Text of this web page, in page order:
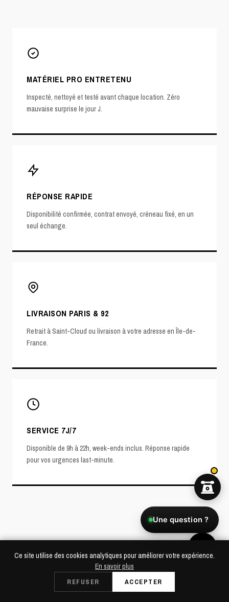
MATÉRIEL PRO ENTRETENU
Inspecté, nettoyé et testé avant chaque location. Zéro
mauvaise surprise le jour J.
RÉPONSE RAPIDE
Disponibilité confirmée, contrat envoyé, créneau fixé, en un
seul échange.
LIVRAISON PARIS & 92
Retrait à Saint-Cloud ou livraison à votre adresse en Île-de-
France.
SERVICE 7J/7
Disponible de 9h à 22h, week-ends inclus. Réponse rapide
pour vos urgences last-minute.
LA RÉFÉRENCE SONO À VÉLIZY-
VILLACOUBLAY
Retrait à Saint-Cloud
Ce site utilise des cookies analytiques pour améliorer votre expérience.
En savoir plus
REFUSER ACCEPTER
Une question ?